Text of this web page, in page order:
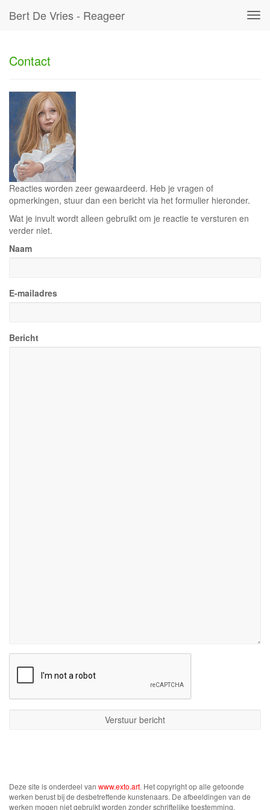
Bert De Vries - Reageer
Contact
Reacties worden zeer gewaardeerd. Heb je vragen of
opmerkingen, stuur dan een bericht via het formulier hieronder.
Wat je invult wordt alleen gebruikt om je reactie te versturen en
verder niet.
Naam
E-mailadres
Bericht
Deze site is onderdeel van www.exto.art. Het copyright op alle getoonde
werken berust bij de desbetreffende kunstenaars. De afbeeldingen van de
werken mogen niet gebruikt worden zonder schriftelijke toestemming.